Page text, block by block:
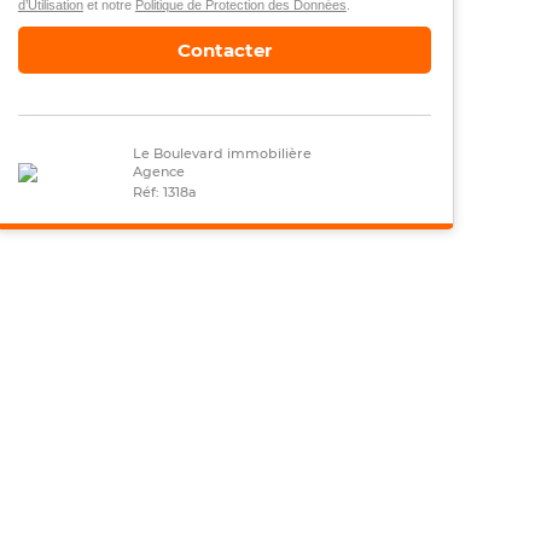
d’Utilisationet notre Politique de Protection des Données
Contacter
Le Boulevard immobilière
Agence
Réf: 1318a